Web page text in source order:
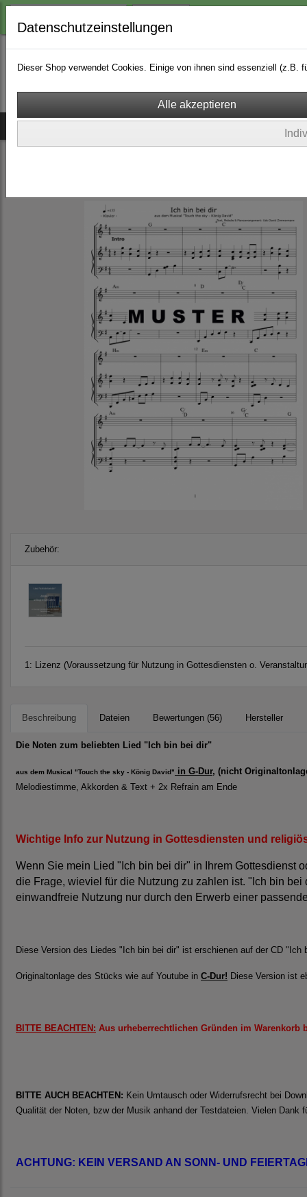
Zubehör:
1: Lizenz (Voraussetzung für Nutzung in Gottesdiensten o.
Beschreibung Dateien Bewertungen (56) Hersteller
Die Noten zum beliebten Lied "Ich bin bei dir"
aus dem Musical "Touch the sky - König David" in G-Dur, (nicht
Melodiestimme, Akkorden & Text + 2x Refrain am Ende
Wichtige Info zur Nutzung in Gottesdiensten und
Wenn Sie mein Lied "Ich bin bei dir" in Ihrem Gottesdienst
die Frage, wieviel für die Nutzung zu zahlen ist. "Ich bin bei
einwandfreie Nutzung nur durch den Erwerb einer
Diese Version des Liedes "Ich bin bei dir" ist erschienen auf der CD
Originaltonlage des Stücks wie auf Youtube in C-Dur! Diese Version ist
BITTE BEACHTEN: Aus urheberrechtlichen Gründen im
BITTE AUCH BEACHTEN: Kein Umtausch oder Widerrufsrecht bei
Qualität der Noten, bzw der Musik anhand der Testdateien. Vielen Dank
ACHTUNG: KEIN VERSAND AN SONN- UND
Datenschutzeinstellungen
Dieser Shop verwendet Cookies. Einige von ihnen sind essenziell (z.B.